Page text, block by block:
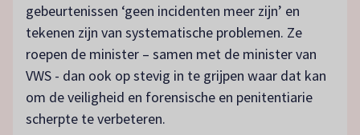
gebeurtenissen ‘geen incidenten meer zijn’ en
tekenen zijn van systematische problemen. Ze
roepen de minister – samen met de minister van
VWS - dan ook op stevig in te grijpen waar dat kan
om de veiligheid en forensische en penitentiarie
scherpte te verbeteren.